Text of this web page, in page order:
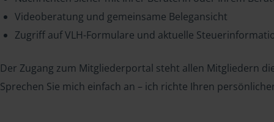
Videoberatung und gemeinsame Belegansicht
Zugriff auf VLH-Formulare und aktuelle
Der Zugang zum Mitgliederportal steht allen Mitgliedern
Sprechen Sie mich einfach an – ich richte Ihren